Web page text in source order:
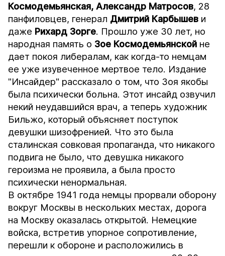
Космодемьянская, Александр Матросов, 28
панфиловцев, генерал Дмитрий Карбышев и
даже Рихард Зорге. Прошло уже 30 лет, но
народная память о Зое Космодемьянской не
дает покоя либералам, как когда-то немцам
ее уже изувеченное мертвое тело. Издание
"Инсайдер" рассказало о том, что Зоя якобы
была психически больна. Этот инсайд озвучил
некий неудавшийся врач, а теперь художник
Бильжо, который объясняет поступок
девушки шизофренией. Что это была
сталинская совковая пропаганда, что никакого
подвига не было, что девушка никакого
героизма не проявила, а была просто
психически ненормальная.
В октябре 1941 года немцы прорвали оборону
вокруг Москвы в нескольких местах, дорога
на Москву оказалась открытой. Немецкие
войска, встретив упорное сопротивление,
перешли к обороне и расположились в